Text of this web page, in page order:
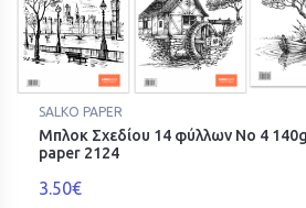
SALKO PAPER
Μπλοκ Σχεδίου 14 φύλλων Νο 4
paper 2124
3.50€